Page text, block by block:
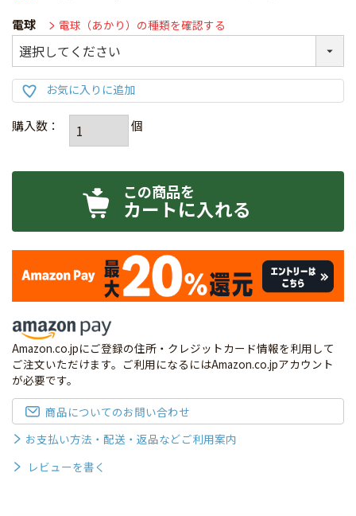
電球 電球（あかり）の種類を確認する
カートに入れる
Amazon.co.jpにご登録の住所・クレジットカード情報を利用して
ご注文いただけます。ご利用になるにはAmazon.co.jpアカウント
が必要です。
商品についてのお問い合わせ
お支払い方法・配送・返品などご利用案内
レビューを書く